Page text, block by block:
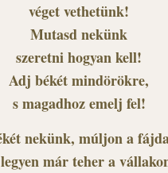
véget vethetünk!
Mutasd nekünk
szeretni hogyan kell!
Adj békét mindörökre,
s magadhoz emelj fel!
nekünk, múljon a
már teher a